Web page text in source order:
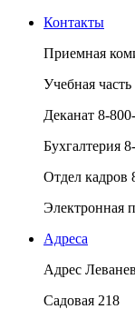
Контакты
Приемная
Учебная часть
Деканат 8-
Бухгалтерия
Отдел кадров
Электронная
Адреса
Адрес
Садовая 218